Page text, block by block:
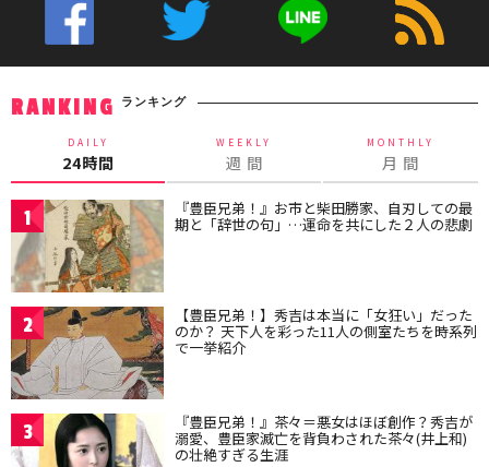
RANKING ランキング
DAILY
24時間
WEEKLY
週 間
MONTHLY
月 間
1 『豊臣兄弟！』お市と柴田勝家、自刃しての最
期と「辞世の句」…運命を共にした２人の悲劇
2 【豊臣兄弟！】秀吉は本当に「女狂い」だった
のか？ 天下人を彩った11人の側室たちを時系列
で一挙紹介
3 『豊臣兄弟！』茶々＝悪女はほぼ創作？秀吉が
溺愛、豊臣家滅亡を背負わされた茶々(井上和)
の壮絶すぎる生涯